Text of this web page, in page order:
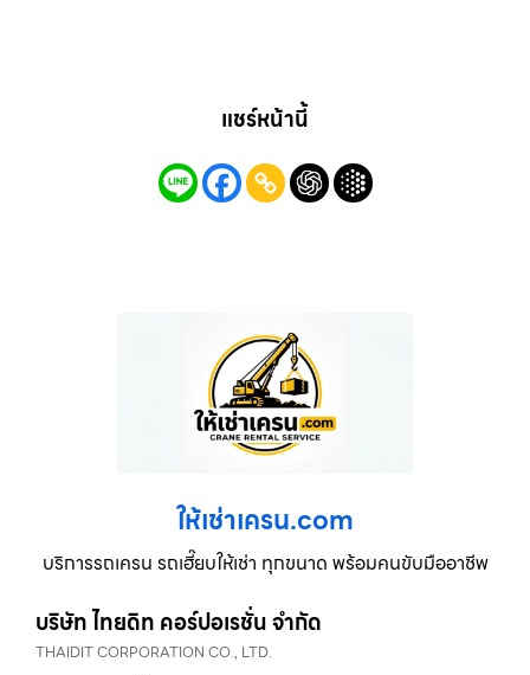
แชร์หน้านี้
ให้เช่าเครน.com
บริการรถเครน รถเฮี๊ยบให้เช่า ทุกขนาด พร้อมคนขับมืออาชีพ
บริษัท ไทยดิท คอร์ปอเรชั่น จำกัด
THAIDIT CORPORATION CO., LTD.